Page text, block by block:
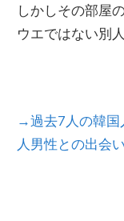
しかしその部屋
ウエではない別
→過去7人の韓国
人男性との出会